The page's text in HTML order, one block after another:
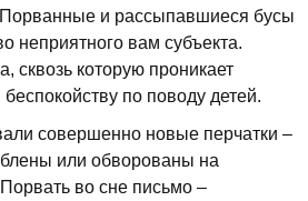
и рассыпавшиеся бусы
неприятного вам субъекта.
сквозь которую проникает
по поводу детей.
совершенно новые перчатки –
или обворованы на
во сне письмо –